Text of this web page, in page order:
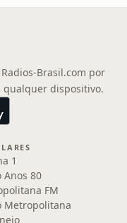
Brasil.com por
dispositivo.
1
Anos 80
FM
Metropolitana